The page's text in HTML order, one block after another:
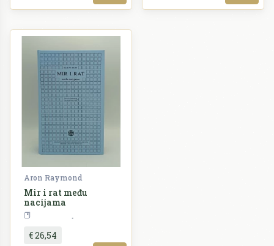
Aron Raymond
Mir i rat među
nacijama
€ 26,54